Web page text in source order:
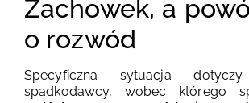
Zachowek, a
o rozwód
Specyficzna sytuacja dotyczy
spadkodawcy, wobec którego